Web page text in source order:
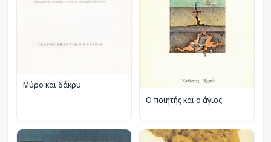
Μύρο και δάκρυ
Ο ποιητής και ο άγιος